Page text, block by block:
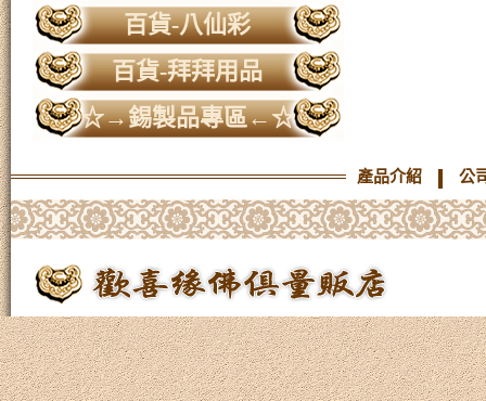
百貨-八仙彩
百貨-拜拜用品
☆→錫製品專區←☆
產品介紹 公